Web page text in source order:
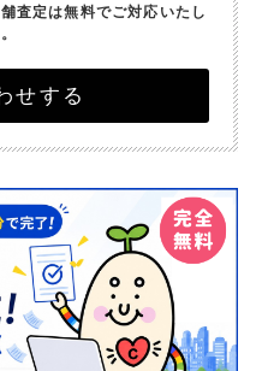
査定は無料でご対応いたし
せする